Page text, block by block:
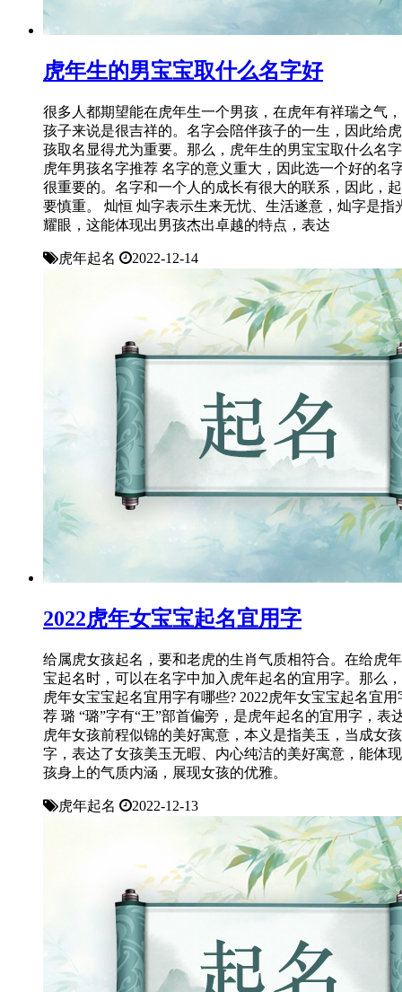
虎年生的男宝宝取什么名字好
很多人都期望能在虎年生一个男孩，在虎年有祥瑞之气
孩子来说是很吉祥的。名字会陪伴孩子的一生，因此给
孩取名显得尤为重要。那么，虎年生的男宝宝取什么名
虎年男孩名字推荐 名字的意义重大，因此选一个好的名
很重要的。名字和一个人的成长有很大的联系，因此，
要慎重。 灿恒 灿字表示生来无忧、生活遂意，灿字是指
耀眼，这能体现出男孩杰出卓越的特点，表达
虎年起名 2022-12-14
2022虎年女宝宝起名宜用字
给属虎女孩起名，要和老虎的生肖气质相符合。在给虎
宝起名时，可以在名字中加入虎年起名的宜用字。那么，
虎年女宝宝起名宜用字有哪些? 2022虎年女宝宝起名宜用
荐 璐 “璐”字有“王”部首偏旁，是虎年起名的宜用字，表
虎年女孩前程似锦的美好寓意，本义是指美玉，当成女
字，表达了女孩美玉无暇、内心纯洁的美好寓意，能体
孩身上的气质内涵，展现女孩的优雅。
虎年起名 2022-12-13